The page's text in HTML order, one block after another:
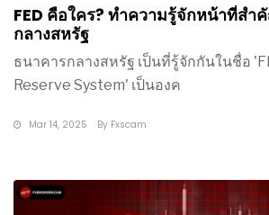
FED คือใคร? ทำความรู้จักหน้าที่สำ
กลางสหรัฐ
ธนาคารกลางสหรัฐ เป็นที่รู้จักกันในชื่อ
Reserve System' เป็นองค
Mar 14, 2025 By Fxscam